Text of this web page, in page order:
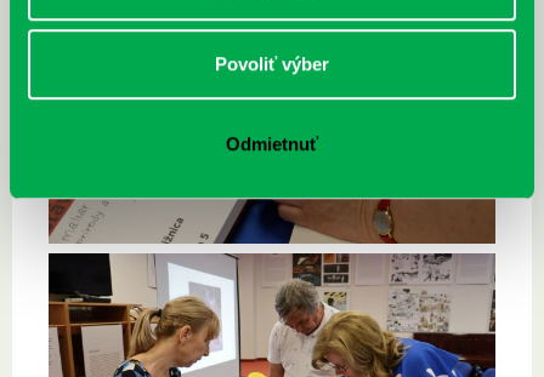
Povoliť výber
Odmietnuť